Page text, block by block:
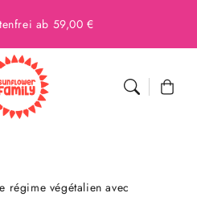
ab 59,00 €
Panier
régime végétalien avec